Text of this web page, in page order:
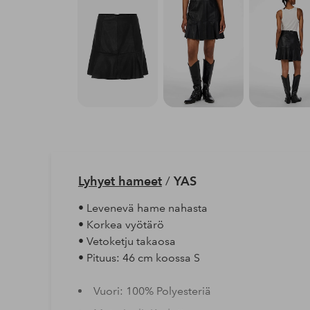
Lyhyet hameet/ YAS
• Levenevä hame nahasta
• Korkea vyötärö
• Vetoketju takaosa
• Pituus: 46 cm koossa S
Vuori: 100% Polyesteriä